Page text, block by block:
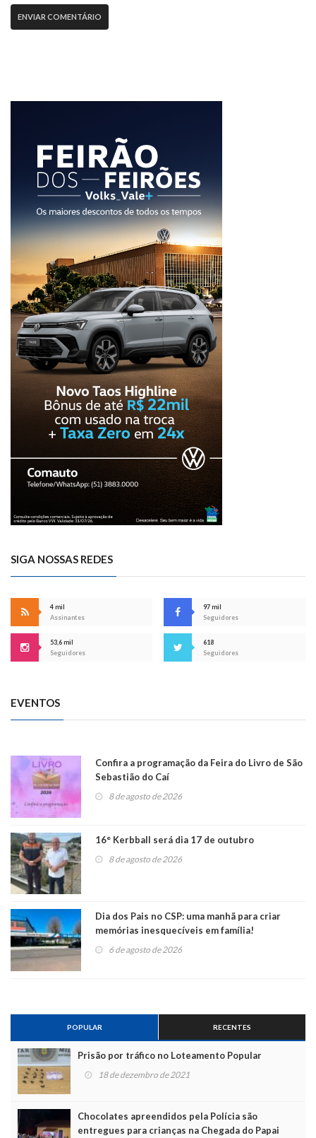
SIGA NOSSAS REDES
4 mil
Assinantes
97 mil
Seguidores
53,6 mil
Seguidores
618
Seguidores
EVENTOS
Confira a programação da Feira do Livro de São
Sebastião do Caí
8 de agosto de 2026
16° Kerbball será dia 17 de outubro
8 de agosto de 2026
Dia dos Pais no CSP: uma manhã para criar
memórias inesquecíveis em família!
6 de agosto de 2026
POPULAR RECENTES
Prisão por tráfico no Loteamento Popular
18 de dezembro de 2021
Chocolates apreendidos pela Polícia são
entregues para crianças na Chegada do Papai